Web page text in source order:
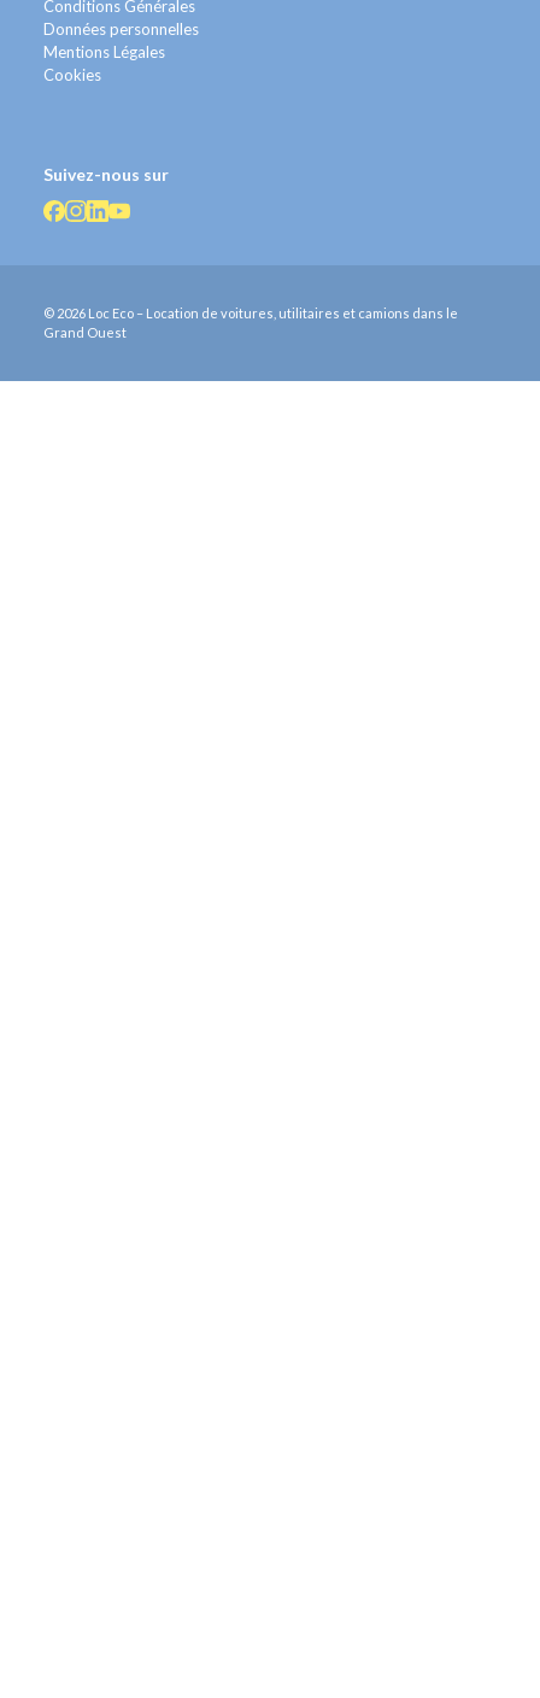
Conditions Générales
Données personnelles
Mentions Légales
Cookies
Suivez-nous sur
© 2026 Loc Eco – Location de voitures, utilitaires et camions dans le
Grand Ouest